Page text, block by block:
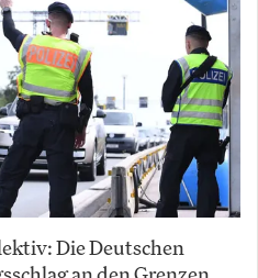
Die Deutschen